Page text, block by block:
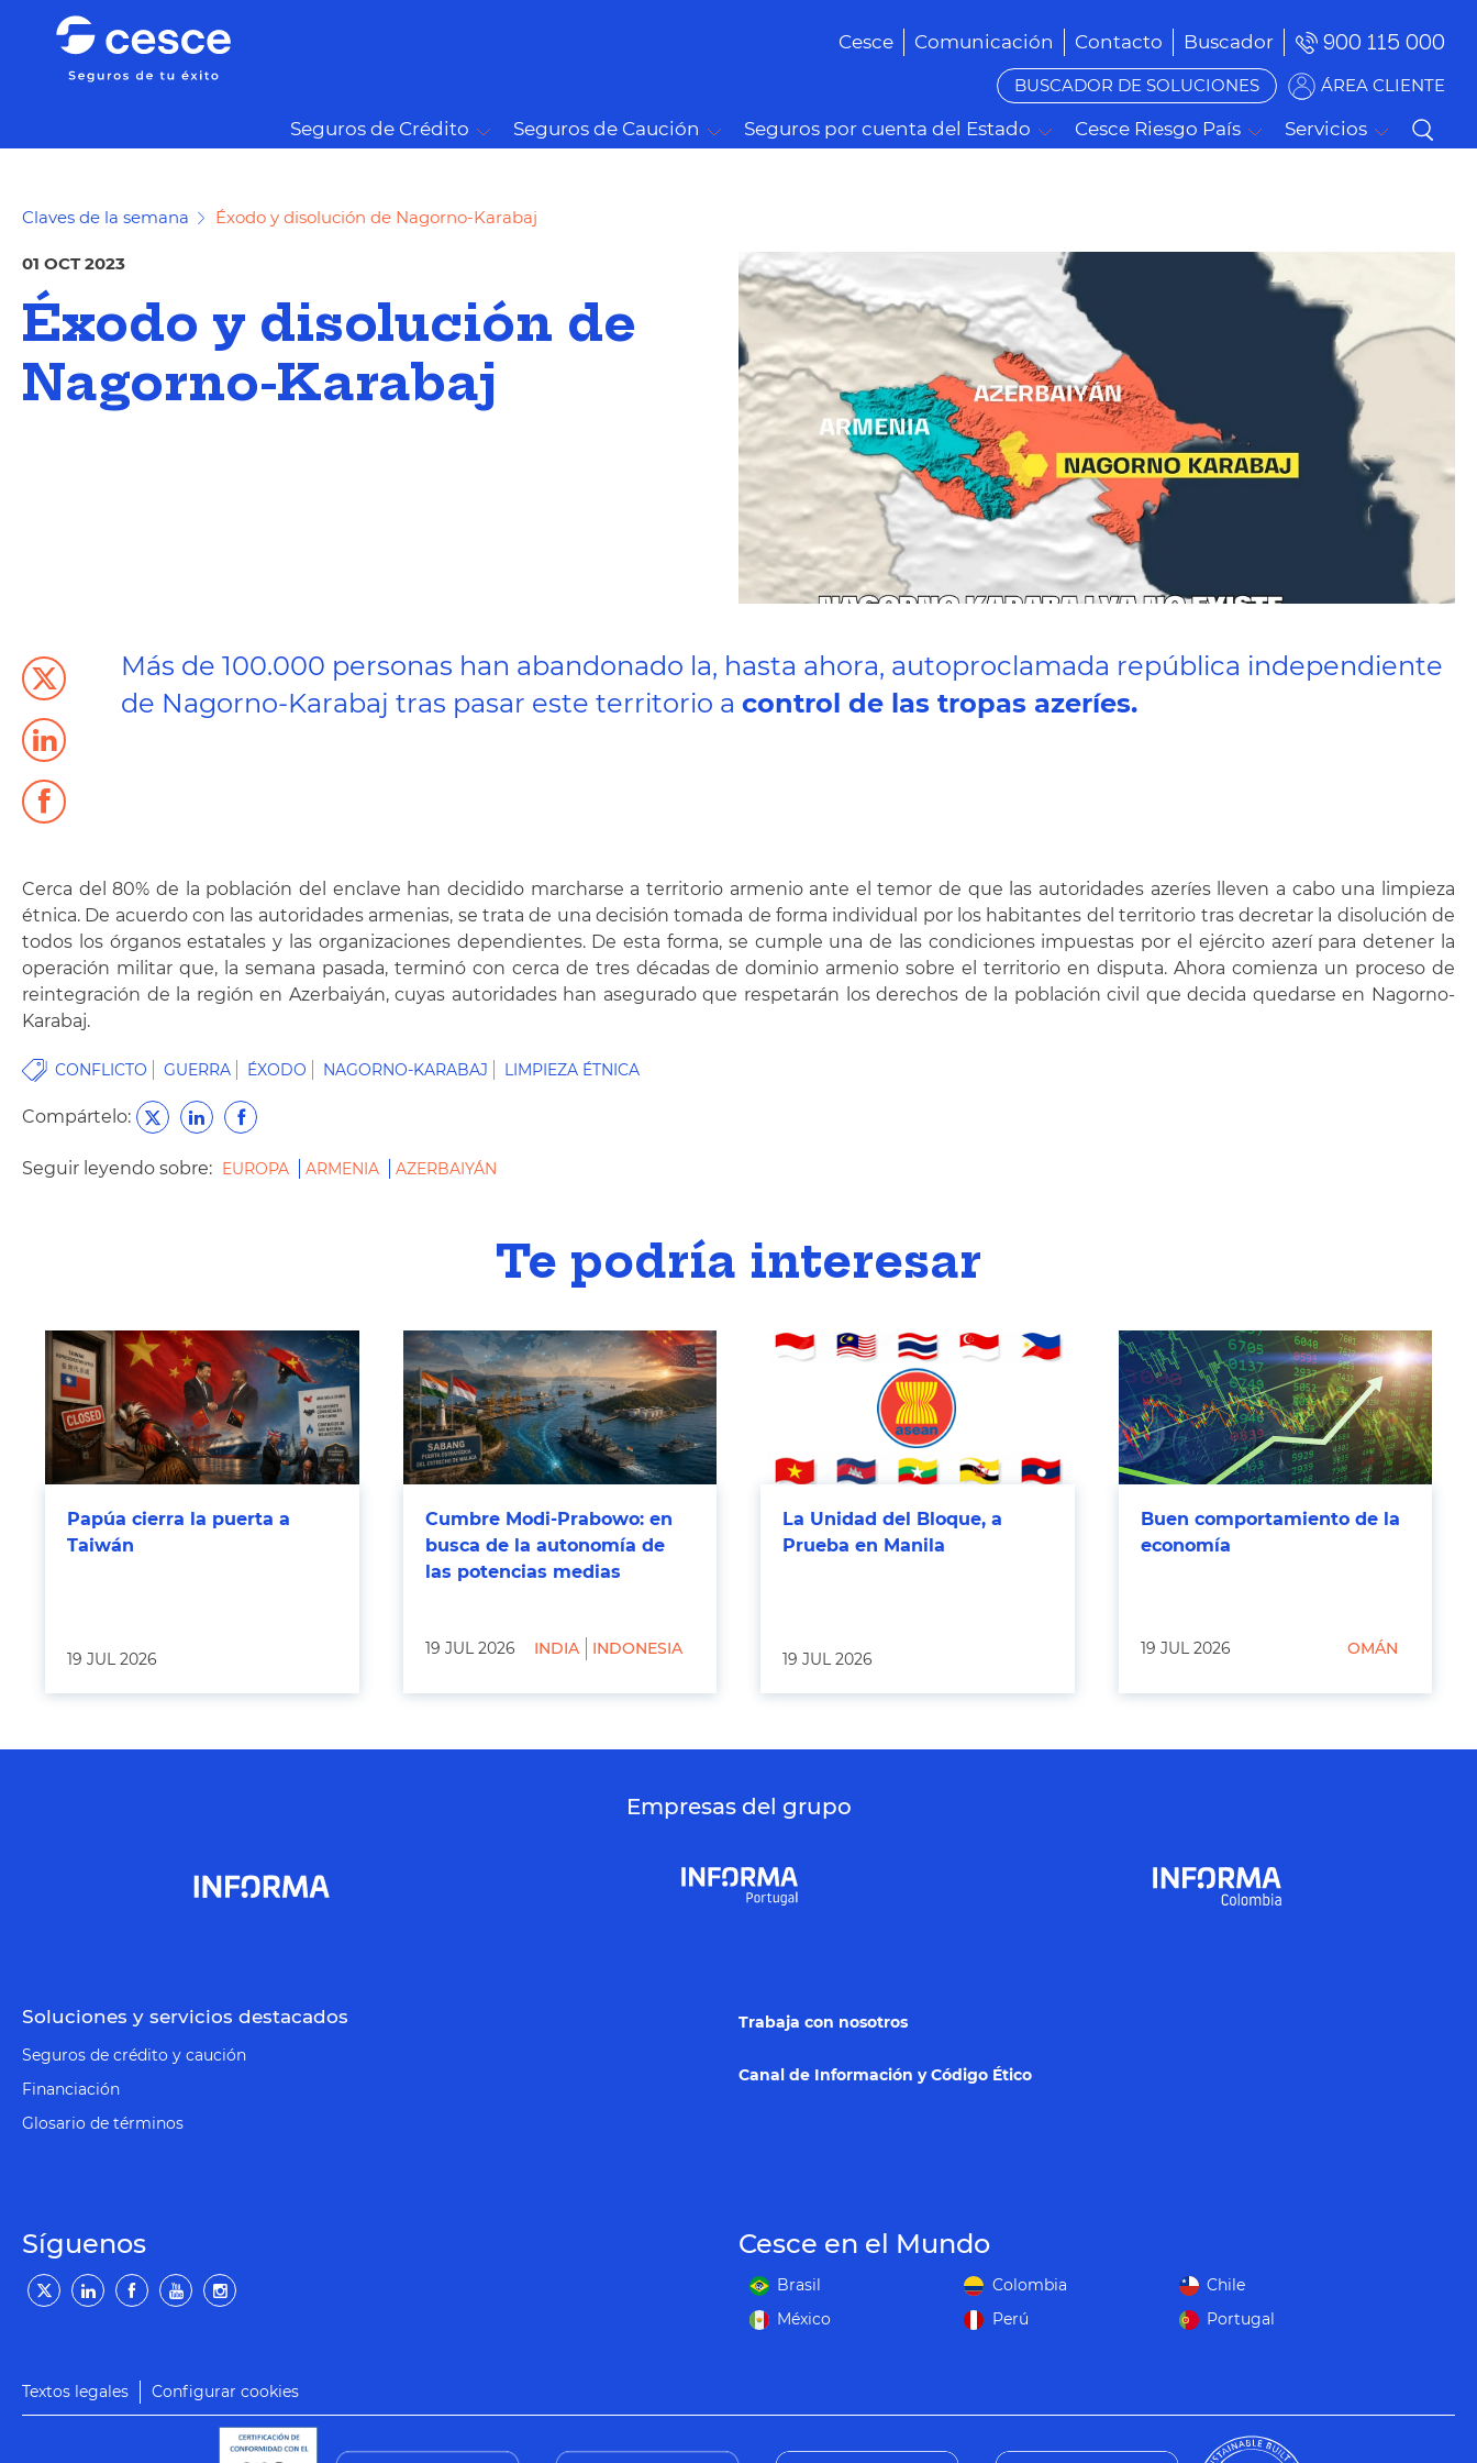
Cesce Comunicación Contacto Buscador 900 115 000
BUSCADOR DE SOLUCIONES ÁREA CLIENTE
Seguros de Crédito Seguros de Caución Seguros por cuenta del Estado Cesce Riesgo País Servicios
Claves de la semana Éxodo y disolución de Nagorno-Karabaj
01 OCT 2023
Éxodo y disolución de
Nagorno-Karabaj
Más de 100.000 personas han abandonado la, hasta ahora, autoproclamada república independiente
de Nagorno-Karabaj tras pasar este territorio a control de las tropas azeríes.
Cerca del 80% de la población del enclave han decidido marcharse a territorio armenio ante el temor de que las autoridades azeríes lleven a cabo una limpieza
étnica. De acuerdo con las autoridades armenias, se trata de una decisión tomada de forma individual por los habitantes del territorio tras decretar la disolución de
todos los órganos estatales y las organizaciones dependientes. De esta forma, se cumple una de las condiciones impuestas por el ejército azerí para detener la
operación militar que, la semana pasada, terminó con cerca de tres décadas de dominio armenio sobre el territorio en disputa. Ahora comienza un proceso de
reintegración de la región en Azerbaiyán, cuyas autoridades han asegurado que respetarán los derechos de la población civil que decida quedarse en Nagorno-
Karabaj.
CONFLICTO GUERRA ÉXODO NAGORNO-KARABAJ LIMPIEZA ÉTNICA
Compártelo:
Seguir leyendo sobre: EUROPA ARMENIA AZERBAIYÁN
Te podría interesar
Papúa cierra la puerta a
Taiwán
19 JUL 2026
Cumbre Modi-Prabowo: en
busca de la autonomía de
las potencias medias
19 JUL 2026 INDIA INDONESIA
La Unidad del Bloque, a
Prueba en Manila
19 JUL 2026
Buen comportamiento de la
economía
19 JUL 2026 OMÁN
Empresas del grupo
Soluciones y servicios destacados
Seguros de crédito y caución
Financiación
Glosario de términos
Trabaja con nosotros
Canal de Información y Código Ético
Síguenos Cesce en el Mundo
Brasil Colombia
Chile
México
Perú Portugal
Textos legales Configurar cookies